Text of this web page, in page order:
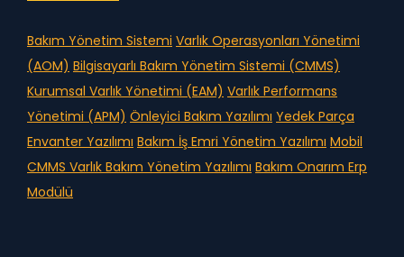
Bakım Yönetim Sistemi Varlık Operasyonları Yönetimi
(AOM) Bilgisayarlı Bakım Yönetim Sistemi (CMMS)
Kurumsal Varlık Yönetimi (EAM) Varlık Performans
Yönetimi (APM) Önleyici Bakım Yazılımı Yedek Parça
Envanter Yazılımı Bakım İş Emri Yönetim Yazılımı Mobil
CMMS Varlık Bakım Yönetim Yazılımı Bakım Onarım Erp
Modülü